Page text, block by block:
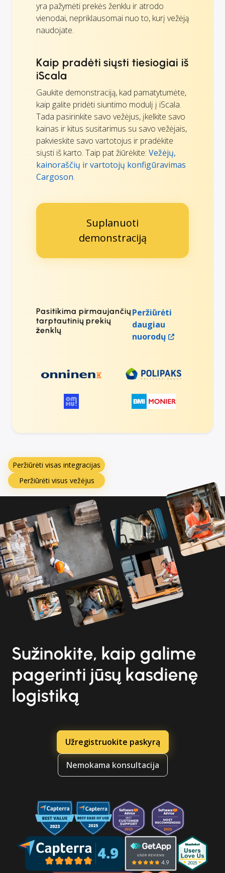
yra pažymėti prekės ženklu ir atrodo
vienodai, nepriklausomai nuo to, kurį vežėją
naudojate.
Kaip pradėti siųsti tiesiogiai iš
iScala
Gaukite demonstraciją, kad pamatytumėte,
kaip galite pridėti siuntimo modulį į iScala.
Tada pasirinkite savo vežėjus, įkelkite savo
kainas ir kitus susitarimus su savo vežėjais,
pakvieskite savo vartotojus ir pradėkite
siųsti iš karto. Taip pat žiūrėkite: Vežėjų,
kainoraščių ir vartotojų konfigūravimas
Cargoson.
Suplanuoti
demonstraciją
Pasitikima pirmaujančių
tarptautinių prekių
ženklų
Peržiūrėti
daugiau
nuorodų
Peržiūrėti visas integracijas
Peržiūrėti visus vežėjus
Sužinokite, kaip galime
pagerinti jūsų kasdienę
logistiką
Užregistruokite paskyrą
Nemokama konsultacija